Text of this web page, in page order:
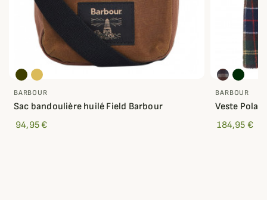
BARBOUR
Sac bandoulière huilé Field Barbour
94,95 €
BARBOUR
Veste
184,95 €